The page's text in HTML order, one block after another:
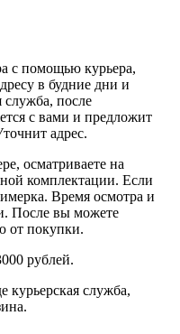
с помощью курьера,
в будние дни и
служба, после
с вами и предложит
адрес.
осматриваете на
комплектации. Если
Время осмотра и
После вы можете
от покупки.
рублей.
курьерская служба,